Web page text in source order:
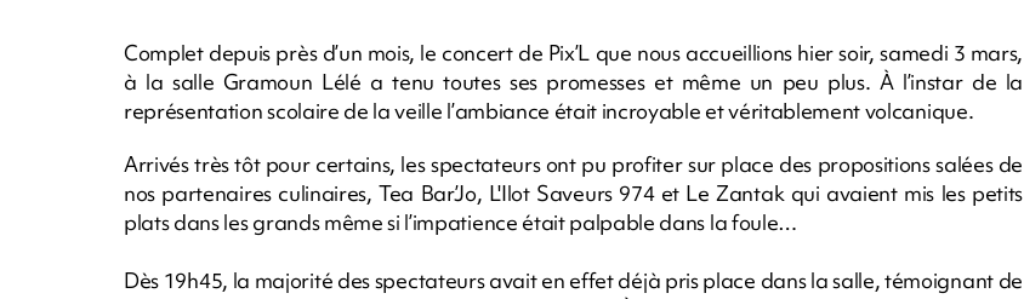
Complet depuis près d’un mois, le concert de Pix’L que nous accueillions hier soir, samedi 3 mars,
à la salle Gramoun Lélé a tenu toutes ses promesses et même un peu plus. À l’instar de la
représentation scolaire de la veille l’ambiance était incroyable et véritablement volcanique.
Arrivés très tôt pour certains, les spectateurs ont pu profiter sur place des propositions salées de
nos partenaires culinaires, Tea Bar’Jo, L'Ilot Saveurs 974 et Le Zantak qui avaient mis les petits
plats dans les grands même si l’impatience était palpable dans la foule…
Dès 19h45, la majorité des spectateurs avait en effet déjà pris place dans la salle, témoignant de